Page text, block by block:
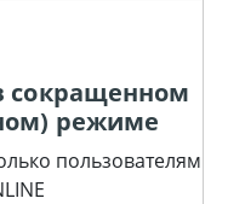
сокращенном
режиме
пользователям